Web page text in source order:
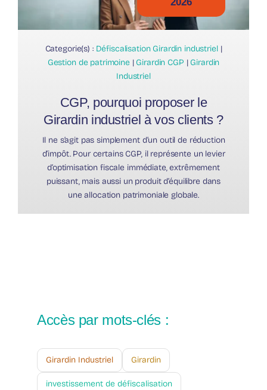
Categorie(s) : Défiscalisation Girardin industriel|
Gestion de patrimoine | Girardin CGP | Girardin
Industriel
CGP, pourquoi proposer le
Girardin industriel à vos clients ?
Il ne s’agit pas simplement d’un outil de réduction
d’impôt. Pour certains CGP, il représente un levier
d’optimisation fiscale immédiate, extrêmement
puissant, mais aussi un produit d’équilibre dans
une allocation patrimoniale globale.
Accès par mots-clés :
Girardin Industriel Girardin
investissement de défiscalisation